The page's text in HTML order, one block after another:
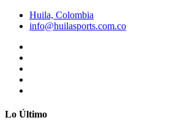
Huila, Colombia
info@huilasports.com.co
Lo Último